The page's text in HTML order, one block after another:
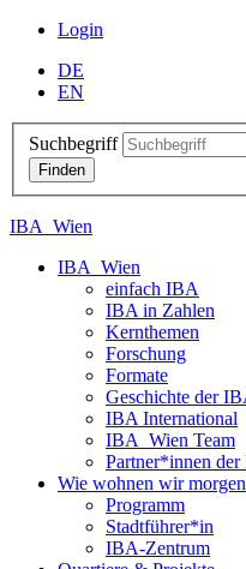
Login
DE
EN
Suchbegriff
IBA_Wien
IBA_Wien
einfach IBA
IBA in Zahlen
Kernthemen
Forschung
Formate
Geschichte der
IBA International
IBA_Wien Team
Partner*innen
Wie wohnen wir
Programm
Stadtführer*in
IBA-Zentrum